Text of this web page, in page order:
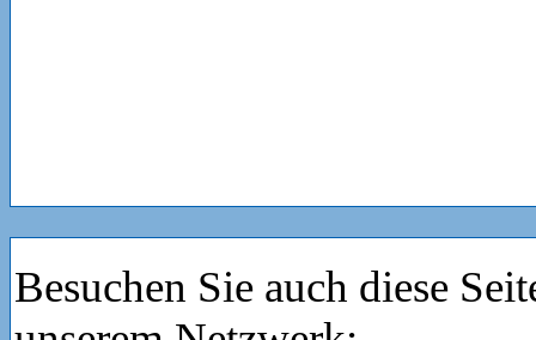
Besuchen Sie auch diese